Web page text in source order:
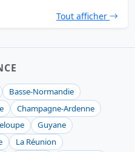
Tout afficher
Basse-Normandie
Champagne-Ardenne
Guyane
La Réunion